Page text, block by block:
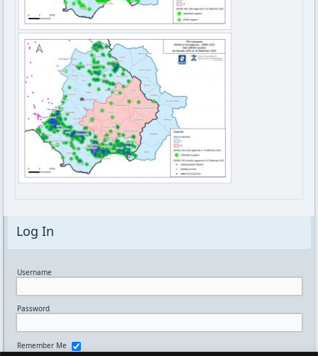
Log In
Username
Password
Remember Me